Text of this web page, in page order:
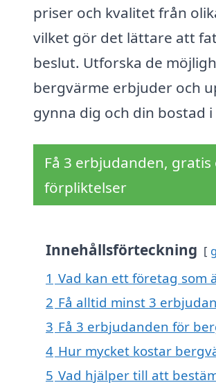
priser och kvalitet från
vilket gör det lättare att
beslut. Utforska de
bergvärme erbjuder och
gynna dig och din bostad
Få 3 erbjudanden,
förpliktelser
Innehållsförteckning
1 Vad kan ett företag som
2 Få alltid minst 3
3 Få 3 erbjudanden för
4 Hur mycket kostar
5 Vad hjälper till att